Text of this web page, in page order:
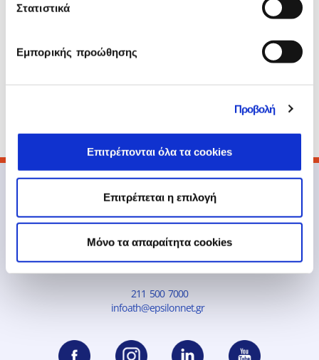
Στατιστικά
Εμπορικής προώθησης
Προβολή
Επιτρέπονται όλα τα cookies
Επιτρέπεται η επιλογή
Mόνο τα απαραίτητα cookies
εταιρείας κατά την τελευταία 4ετία στο R&D,
πελατώνπου οφείλεται στις νέες
κυρίως, στο ανθρώπινο δυναμικό της
περιουσία. Το βραβείο είναι αφιερωμένο σε
211 500 7000
infoath@epsilonnet.gr